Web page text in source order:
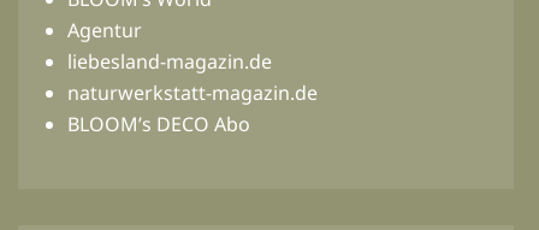
Agentur
liebesland-magazin.de
naturwerkstatt-magazin.de
BLOOM’s DECO Abo